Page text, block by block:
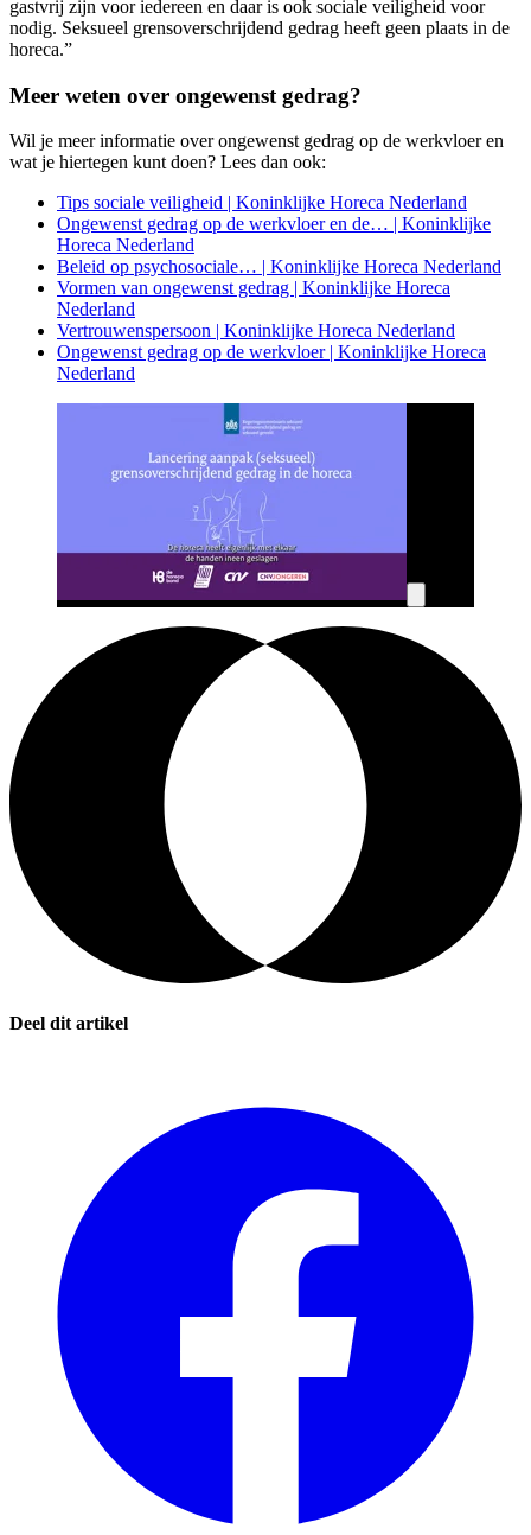
gastvrij zijn voor iedereen en daar is ook sociale veiligheid voor
nodig. Seksueel grensoverschrijdend gedrag heeft geen plaats in de
horeca.”
Meer weten over ongewenst gedrag?
Wil je meer informatie over ongewenst gedrag op de werkvloer en
wat je hiertegen kunt doen? Lees dan ook:
Tips sociale veiligheid | Koninklijke Horeca Nederland
Ongewenst gedrag op de werkvloer en de… | Koninklijke
Horeca Nederland
Beleid op psychosociale… | Koninklijke Horeca Nederland
Vormen van ongewenst gedrag | Koninklijke Horeca
Nederland
Vertrouwenspersoon | Koninklijke Horeca Nederland
Ongewenst gedrag op de werkvloer | Koninklijke Horeca
Nederland
Deel dit artikel